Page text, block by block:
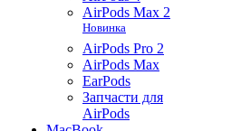
AirPods Max 2
Новинка
AirPods Pro 2
AirPods Max
EarPods
Запчасти для
AirPods